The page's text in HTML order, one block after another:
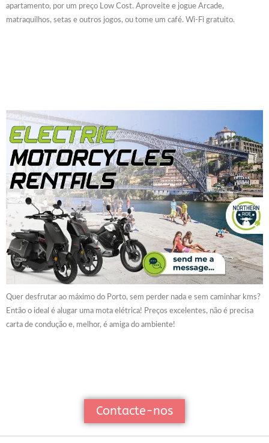
apartamento, por um preço Low Cost. Aproveite e jogue Arcade,
matraquilhos, setas e outros jogos, ou tome um café. Wi-Fi gratuito.
Quer desfrutar ao máximo do Porto, sem perder nada e sem caminhar kms?
Então o ideal é alugar uma mota elétrica! Preços excelentes, não é precisa
carta de condução e, melhor, é amiga do ambiente!
Contacte-nos